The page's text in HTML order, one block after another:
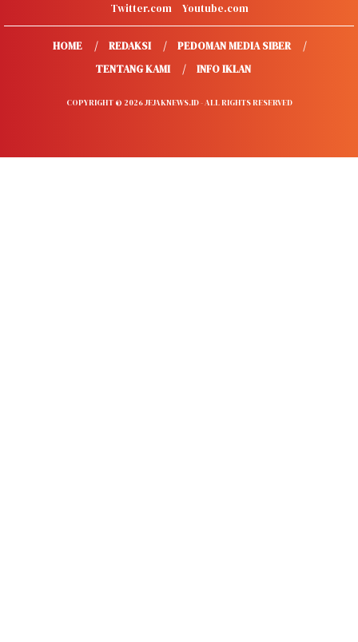
Twitter.com
Youtube.com
HOME REDAKSI
PEDOMAN MEDIA SIBER
TENTANG KAMI
INFO IKLAN
COPYRIGHT © 2026 JEJAKNEWS.ID - ALL RIGHTS RESERVED